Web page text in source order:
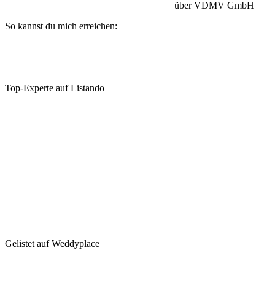
über VDMV GmbH
So kannst du mich erreichen:
Top-Experte auf Listando
Gelistet auf Weddyplace